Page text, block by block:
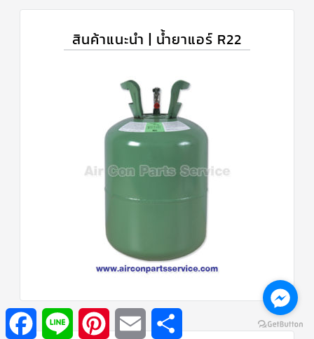
สินค้าแนะนำ | น้ำยาแอร์ R22
Facebook Line Pinterest Email